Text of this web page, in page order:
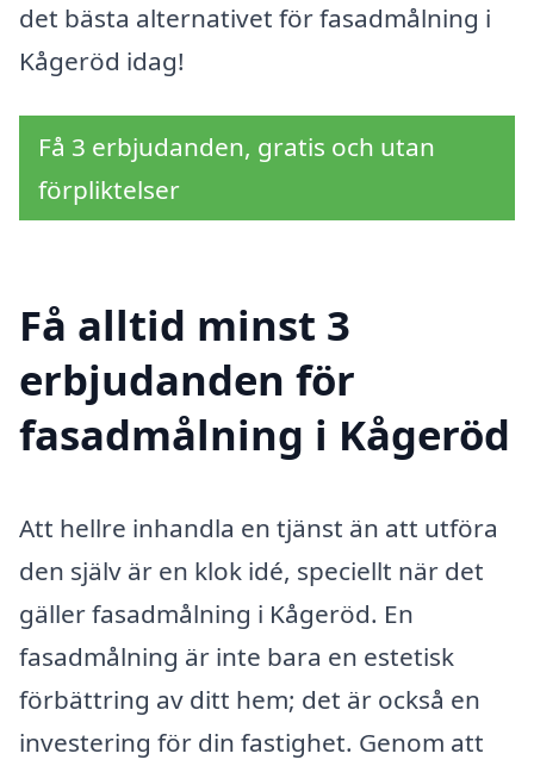
det bästa alternativet för fasadmålning i
Kågeröd idag!
Få 3 erbjudanden, gratis och utan
förpliktelser
Få alltid minst 3
erbjudanden för
fasadmålning i Kågeröd
Att hellre inhandla en tjänst än att utföra
den själv är en klok idé, speciellt när det
gäller fasadmålning i Kågeröd. En
fasadmålning är inte bara en estetisk
förbättring av ditt hem; det är också en
investering för din fastighet. Genom att